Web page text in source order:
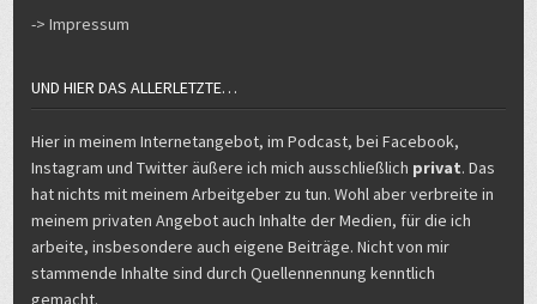
-> Impressum
UND HIER DAS ALLERLETZTE…
Hier in meinem Internetangebot, im Podcast, bei Facebook,
Instagram und Twitter äußere ich mich ausschließlich privat. Das
hat nichts mit meinem Arbeitgeber zu tun. Wohl aber verbreite in
meinem privaten Angebot auch Inhalte der Medien, für die ich
arbeite, insbesondere auch eigene Beiträge. Nicht von mir
stammende Inhalte sind durch Quellennennung kenntlich
gemacht.